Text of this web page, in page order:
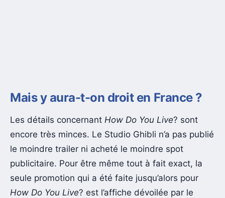
Mais y aura-t-on droit en France ?
Les détails concernant How Do You Live? sont
encore très minces. Le Studio Ghibli n’a pas publié
le moindre trailer ni acheté le moindre spot
publicitaire. Pour être même tout à fait exact, la
seule promotion qui a été faite jusqu’alors pour
How Do You Live? est l’affiche dévoilée par le